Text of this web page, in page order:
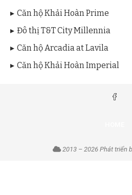
Căn hộ Khải Hoàn Prime
Đô thị T&T City Millennia
Căn hộ Arcadia at Lavila
Căn hộ Khải Hoàn Imperial
2013 – 2026 Phát triển